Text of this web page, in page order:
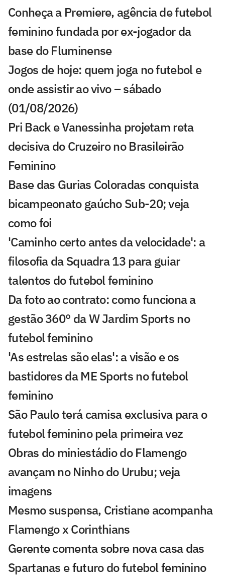
Conheça a Premiere, agência de futebol
feminino fundada por ex-jogador da
base do Fluminense
Jogos de hoje: quem joga no futebol e
onde assistir ao vivo – sábado
(01/08/2026)
Pri Back e Vanessinha projetam reta
decisiva do Cruzeiro no Brasileirão
Feminino
Base das Gurias Coloradas conquista
bicampeonato gaúcho Sub-20; veja
como foi
'Caminho certo antes da velocidade': a
filosofia da Squadra 13 para guiar
talentos do futebol feminino
Da foto ao contrato: como funciona a
gestão 360° da W Jardim Sports no
futebol feminino
'As estrelas são elas': a visão e os
bastidores da ME Sports no futebol
feminino
São Paulo terá camisa exclusiva para o
futebol feminino pela primeira vez
Obras do miniestádio do Flamengo
avançam no Ninho do Urubu; veja
imagens
Mesmo suspensa, Cristiane acompanha
Flamengo x Corinthians
Gerente comenta sobre nova casa das
Spartanas e futuro do futebol feminino